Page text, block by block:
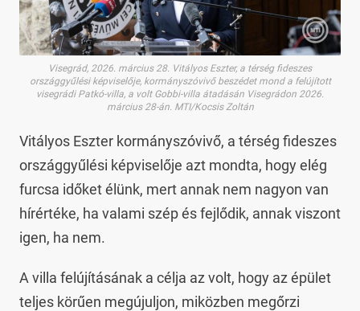
Visegrád, 2026. március 28. Vitályos Eszter, a térség fideszes
országgyűlési képviselője, kormányszóvivő beszédet mond a felújított
visegrádi Patkó-villa, a volt Gobbi-villa átadásán Visegrádon 2026.
március 28-án. MTI/Kocsis Zoltán
Vitályos Eszter kormányszóvivő, a térség fideszes
országgyűlési képviselője azt mondta, hogy elég
furcsa időket élünk, mert annak nem nagyon van
hírértéke, ha valami szép és fejlődik, annak viszont
igen, ha nem.
A villa felújításának a célja az volt, hogy az épület
teljes körűen megújuljon, miközben megőrzi